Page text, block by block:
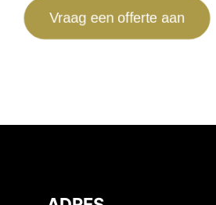
Vraag een offerte aan